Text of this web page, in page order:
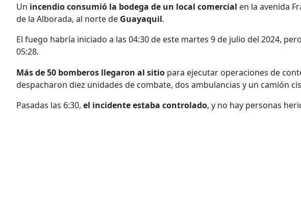
Un incendio consumió la bodega de un local comercial en la avenida
de la Alborada, al norte de Guayaquil.
El fuego habría iniciado a las 04:30 de este martes 9 de julio del 2024,
05:28.
Más de 50 bomberos llegaron al sitio para ejecutar operaciones de
despacharon diez unidades de combate, dos ambulancias y un camión
Pasadas las 6:30, el incidente estaba controlado, y no hay personas